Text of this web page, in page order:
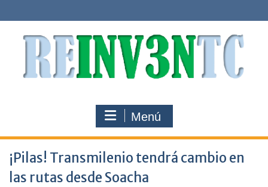
al
Menú
¡Pilas! Transmilenio tendrá cambio en
las rutas desde Soacha